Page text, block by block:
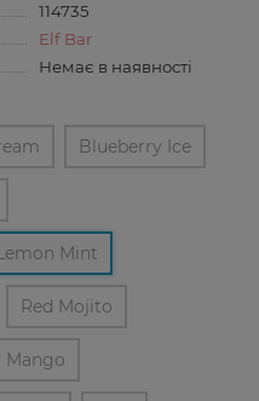
114735
Elf Bar
Немає в наявності
Blueberry Ice
Lemon Mint
Red Mojito
Mango